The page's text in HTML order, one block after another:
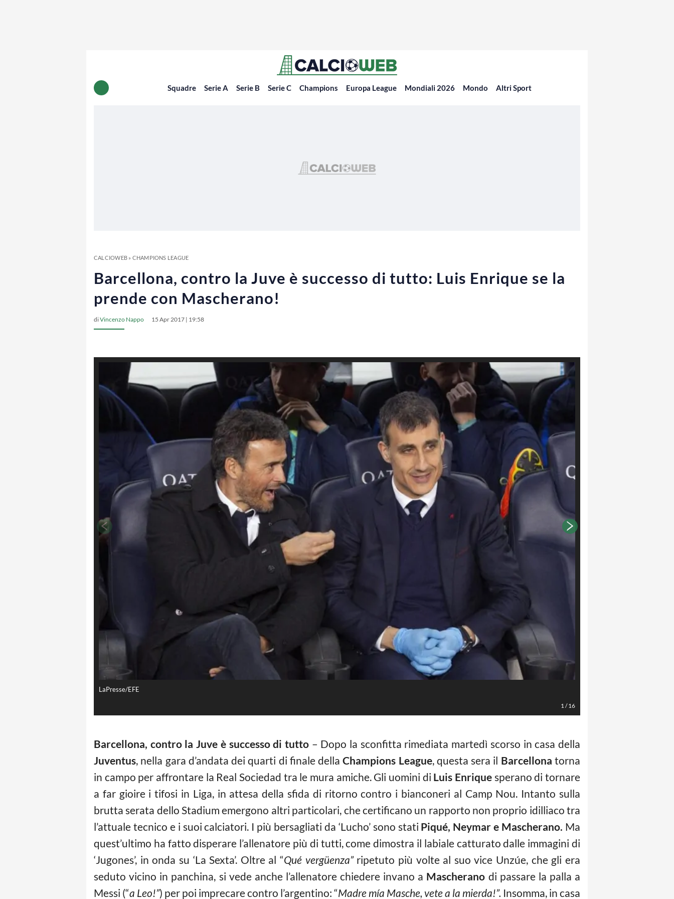
Squadre Serie A Serie B Serie C Champions Europa League Mondiali 2026 Mondo Altri Sport
CALCIOWEB» CHAMPIONS LEAGUE
Barcellona, contro la Juve è successo di tutto: Luis Enrique se la
prende con Mascherano!
diVincenzo Nappo 15 Apr 2017 | 19:58
LaPresse/EFE
1/16
Barcellona, contro la Juve è successo di tutto– Dopo la sconfitta rimediata martedì scorso in casa della
Juventus, nella gara d’andata dei quarti di finale dellaChampions League, questa sera il Barcellona torna
in campo per affrontare la Real Sociedad tra le mura amiche. Gli uomini di Luis Enrique sperano di tornare
a far gioire i tifosi in Liga, in attesa della sfida di ritorno contro i bianconeri al Camp Nou. Intanto sulla
brutta serata dello Stadium emergono altri particolari, che certificano un rapporto non proprio idilliaco tra
l’attuale tecnico e i suoi calciatori. I più bersagliati da ‘Lucho’ sono stati Piqué, Neymar e Mascherano. Ma
quest’ultimo ha fatto disperare l’allenatore più di tutti, come dimostra il labiale catturato dalle immagini di
‘Jugones’, in onda su ‘La Sexta’. Oltre al “Qué vergüenza” ripetuto più volte al suo vice Unzúe, che gli era
seduto vicino in panchina, si vede anche l’allenatore chiedere invano a Mascherano di passare la palla a
Messi (“a Leo!”) per poi imprecare contro l’argentino: “Madre mía Masche, vete a la mierda!”. Insomma, in casa